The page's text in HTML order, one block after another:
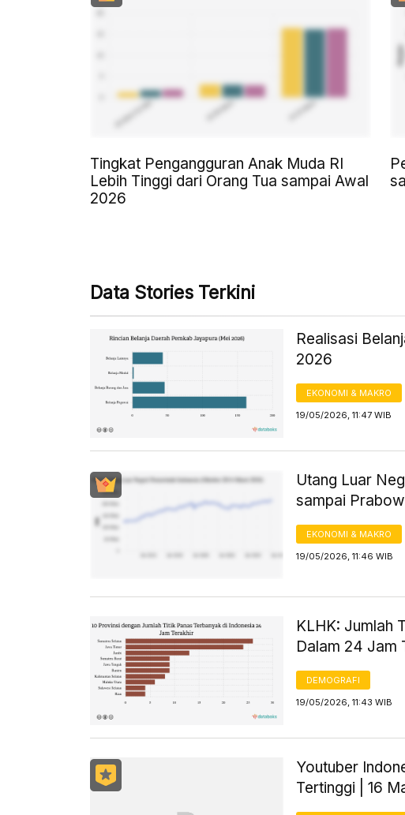
Tingkat Pengangguran Anak Muda RI
Lebih Tinggi dari Orang Tua sampai Awal
2026
Data Stories Terkini
Realisasi
2026
EKONOMI & MAKRO
19/05/2026, 11:47 WIB
Utang Luar
sampai
EKONOMI & MAKRO
19/05/2026, 11:46 WIB
KLHK: Jumlah
Dalam 24 Jam
DEMOGRAFI
19/05/2026, 11:43 WIB
Youtuber
Tertinggi | 16